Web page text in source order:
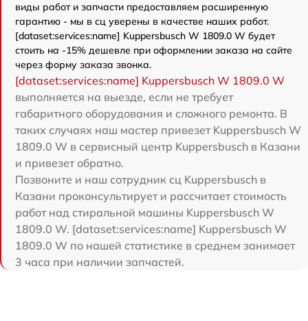
виды работ и запчасти предоставляем расширенную
гарантию - мы в сц уверены в качестве наших работ.
[dataset:services:name] Kuppersbusch W 1809.0 W будет
стоить на -15% дешевле при оформлении заказа на сайте
через форму заказа звонка.
[dataset:services:name] Kuppersbusch W 1809.0 W
выполняется на выезде, если не требует
габаритного оборудования и сложного ремонта. В
таких случаях наш мастер привезет Kuppersbusch W
1809.0 W в сервисный центр Kuppersbusch в Казани
и привезет обратно.
Позвоните и наш сотрудник сц Kuppersbusch в
Казани проконсультирует и рассчитает стоимость
работ над стиральной машины Kuppersbusch W
1809.0 W. [dataset:services:name] Kuppersbusch W
1809.0 W по нашей статистике в среднем занимает
3 часа при наличии запчастей.